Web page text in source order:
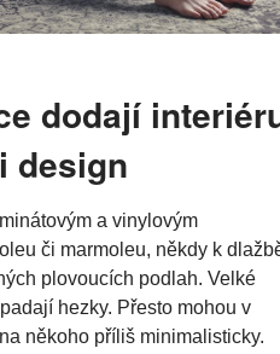
dodají
design
a vinylovým
či marmoleu, někdy k
plovoucích podlah. Velké
hezky. Přesto mohou v
někoho příliš minimalisticky.